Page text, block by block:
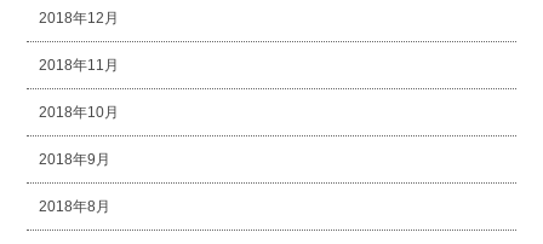
2018年12月
2018年11月
2018年10月
2018年9月
2018年8月